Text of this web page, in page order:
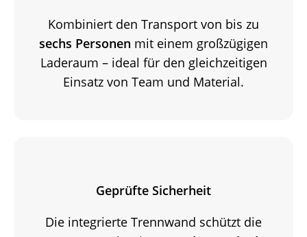
Kombiniert den Transport von bis zu
sechs Personen mit einem großzügigen
Laderaum – ideal für den gleichzeitigen
Einsatz von Team und Material.
Geprüfte Sicherheit
Die integrierte Trennwand schützt die